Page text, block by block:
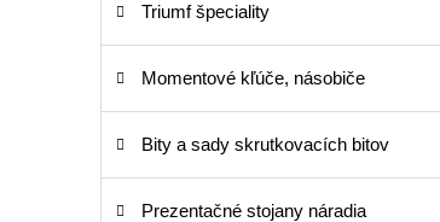
Triumf špeciality
Momentové kľúče, násobiče
Bity a sady skrutkovacích bitov
Prezentačné stojany náradia